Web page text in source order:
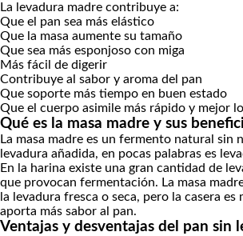
La levadura madre contribuye a:
Que el pan sea más elástico
Que la masa aumente su tamaño
Que sea más esponjoso con miga
Más fácil de digerir
Contribuye al sabor y aroma del pan
Que soporte más tiempo en buen estado
Que el cuerpo asimile más rápido y mejor
Qué es la masa madre y sus
La masa madre es un fermento natural sin
levadura añadida, en pocas palabras es
En la harina existe una gran cantidad de
que provocan fermentación. La masa
la levadura fresca o seca, pero la casera es
aporta más sabor al pan.
Ventajas y desventajas del pan sin